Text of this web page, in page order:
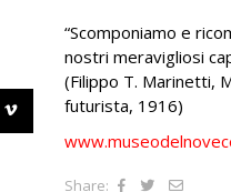
“Scomponiamo e
nostri meravigliosi
(Filippo T. Marinetti,
futurista, 1916)
Share: